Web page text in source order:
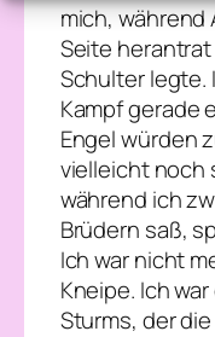
mich, während
Seite
Schulter legte.
Kampf gerade
Engel würden
vielleicht noch
während ich
Brüdern saß,
Ich war nicht
Kneipe. Ich
Sturms, der